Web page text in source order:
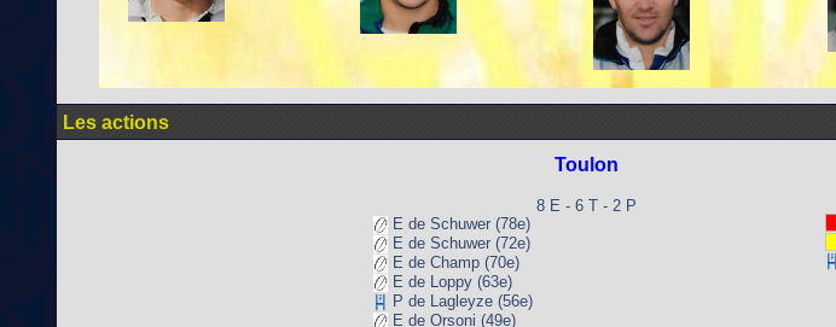
Les actions
Toulon
8 E - 6 T - 2 P
E de Schuwer (78e)
E de Schuwer (72e)
E de Champ (70e)
E de Loppy (63e)
P de Lagleyze (56e)
E de Orsoni (49e)